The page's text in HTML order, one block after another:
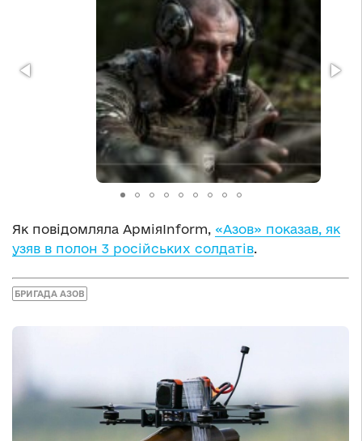
Як повідомляла АрміяInform, «Азов» показав, як
узяв в полон 3 російських солдатів.
БРИГАДА АЗОВ